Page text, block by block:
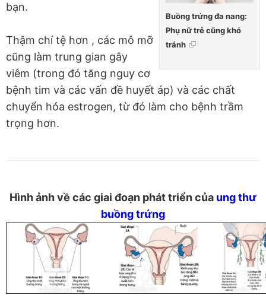
Buồng trứng đa nang:
Phụ nữ trẻ cũng khó
tránh
bạn.
Thậm chí tệ hơn , các mô mỡ
cũng làm trung gian gây
viêm (trong đó tăng nguy cơ
bệnh tim và các vấn đề huyết áp) và các chất
chuyển hóa estrogen, từ đó làm cho bệnh trầm
trọng hơn.
Hình ảnh về các giai đoạn phát triển của ung thư
buồng trứng